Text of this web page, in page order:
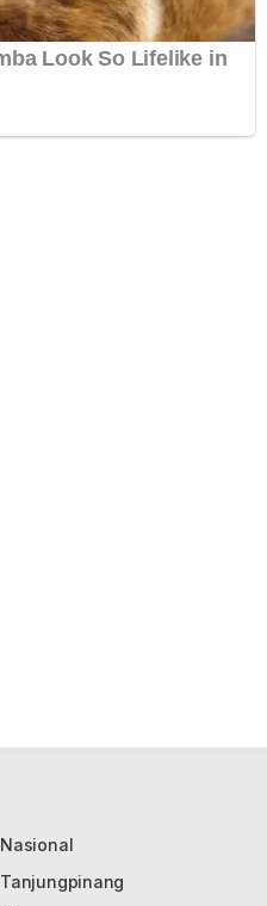
Nasional
Tanjungpinang